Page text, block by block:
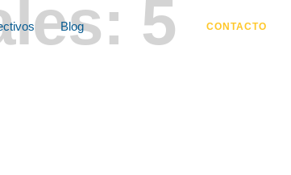
Blog CONTACTO
5